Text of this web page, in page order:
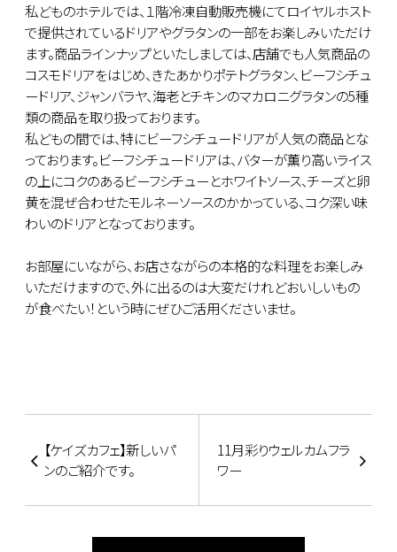
私どものホテルでは、１階冷凍自動販売機にてロイヤルホスト
で提供されているドリアやグラタンの一部をお楽しみいただけ
ます。商品ラインナップといたしましては、店舗でも人気商品の
コスモドリアをはじめ、きたあかりポテトグラタン、ビーフシチュ
ードリア、ジャンバラヤ、海老とチキンのマカロニグラタンの5種
類の商品を取り扱っております。
私どもの間では、特にビーフシチュードリアが人気の商品とな
っております。ビーフシチュードリアは、バターが薫り高いライス
の上にコクのあるビーフシチューとホワイトソース、チーズと卵
黄を混ぜ合わせたモルネーソースのかかっている、コク深い味
わいのドリアとなっております。
お部屋にいながら、お店さながらの本格的な料理をお楽しみ
いただけますので、外に出るのは大変だけれどおいしいもの
が食べたい！という時にぜひご活用くださいませ。
【ケイズカフェ】新しいパ
ンのご紹介です。
11月彩りウェルカムフラ
ワー